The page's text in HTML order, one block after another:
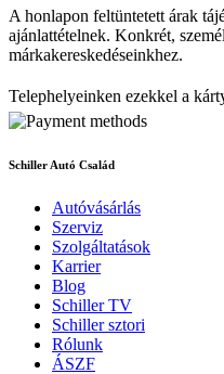
A honlapon feltüntetett árak
ajánlattételnek. Konkrét,
márkakereskedéseinkhez.
Telephelyeinken ezekkel a
Schiller Autó Család
Autóvásárlás
Szerviz
Szolgáltatások
Karrier
Blog
Schiller TV
Schiller sztori
Rólunk
ÁSZF